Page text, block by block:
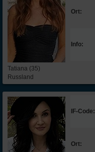
Tatiana (35)
Russland
Ort:
Info:
IF-Code:
Ort: